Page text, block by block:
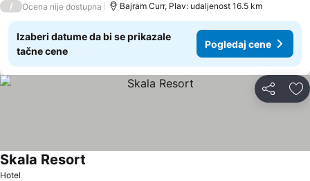
/ Ocena nije dostupna Bajram Curr, Plav: udaljenost 16.5 km
Izaberi datume da bi se prikazale
tačne cene
Pogledaj cene
Deli
Hotel
Skala Resort